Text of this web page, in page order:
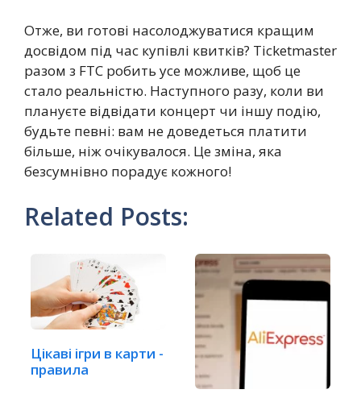
Отже, ви готові насолоджуватися кращим
досвідом під час купівлі квитків? Ticketmaster
разом з FTC робить усе можливе, щоб це
стало реальністю. Наступного разу, коли ви
плануєте відвідати концерт чи іншу подію,
будьте певні: вам не доведеться платити
більше, ніж очікувалося. Це зміна, яка
безсумнівно порадує кожного!
Related Posts:
Цікаві ігри в карти -
правила